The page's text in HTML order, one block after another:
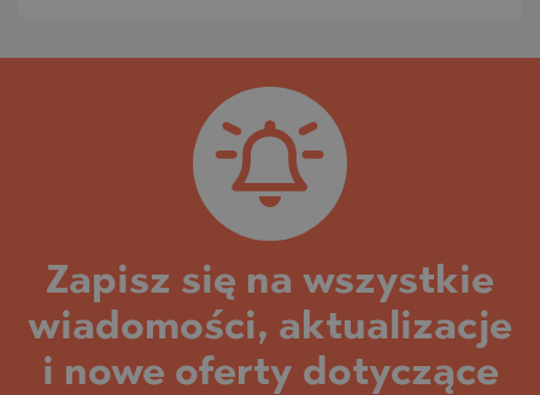
Zapisz się na wszystkie
wiadomości, aktualizacje
i nowe oferty dotyczące